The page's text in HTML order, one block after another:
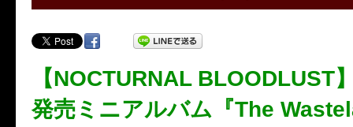
【NOCTURNAL BLOODLUST
発売ミニアルバム『The